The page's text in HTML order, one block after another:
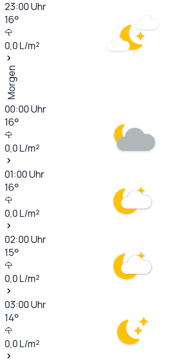
23:00Uhr
16°
0,0L/m²
Morgen
00:00Uhr
16°
0,0L/m²
01:00Uhr
16°
0,0L/m²
02:00Uhr
15°
0,0L/m²
03:00Uhr
14°
0,0L/m²